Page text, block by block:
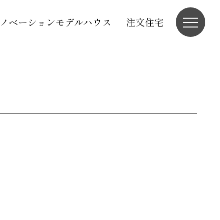
ベーションモデルハウス 注文住宅